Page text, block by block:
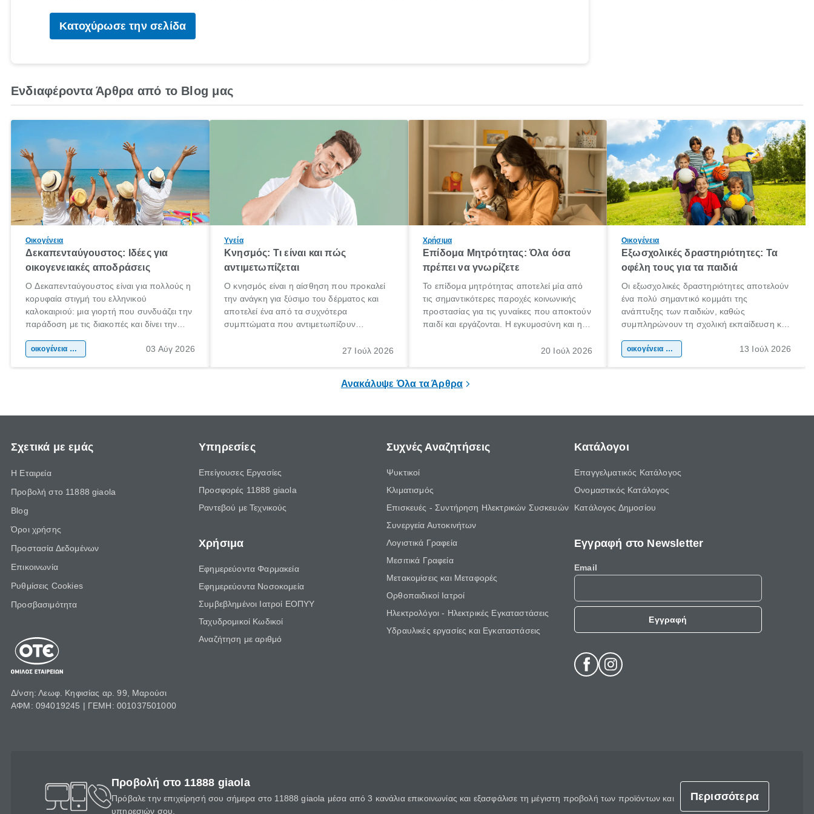
Κατοχύρωσε την σελίδα
Ενδιαφέροντα Άρθρα από το Blog μας
Οικογένεια
Δεκαπενταύγουστος: Ιδέες για
οικογενειακές αποδράσεις
Ο Δεκαπενταύγουστος είναι για πολλούς η
κορυφαία στιγμή του ελληνικού
καλοκαιριού: μια γιορτή που συνδυάζει την
παράδοση με τις διακοπές και δίνει την
χώρας. Είτε πρόκειται για λίγες μέρες
οικογένεια & παιδί 03 Αύγ 2026
Υγεία
Κνησμός: Τι είναι και πώς
αντιμετωπίζεται
Ο κνησμός είναι η αίσθηση που προκαλεί
την ανάγκη για ξύσιμο του δέρματος και
αποτελεί ένα από τα συχνότερα
συμπτώματα που αντιμετωπίζουν
πληροφορίες για το «κνησμός τι είναι»,
27 Ιούλ 2026
Χρήσιμα
Επίδομα Μητρότητας: Όλα όσα
πρέπει να γνωρίζετε
Το επίδομα μητρότητας αποτελεί μία από
τις σημαντικότερες παροχές κοινωνικής
προστασίας για τις γυναίκες που αποκτούν
παιδί και εργάζονται. Η εγκυμοσύνη και η
σημαντική περίοδος στη ζωή κάθε20 Ιούλ 2026
Οικογένεια
Εξωσχολικές δραστηριότητες: Τα
οφέλη τους για τα παιδιά
Οι εξωσχολικές δραστηριότητες αποτελούν
ένα πολύ σημαντικό κομμάτι της
ανάπτυξης των παιδιών, καθώς
συμπληρώνουν τη σχολική εκπαίδευση και
της προσωπικότητας, της κοινωνικότητας
οικογένεια & παιδί 13 Ιούλ 2026
Ανακάλυψε Όλα τα Άρθρα
Σχετικά με εμάς
Η Εταιρεία
Προβολή στο 11888 giaola
Blog
Όροι χρήσης
Προστασία Δεδομένων
Επικοινωνία
Ρυθμίσεις Cookies
Προσβασιμότητα
Δ/νση: Λεωφ. Κηφισίας αρ. 99, Μαρούσι
ΑΦΜ: 094019245 | ΓΕΜΗ: 001037501000
Υπηρεσίες
Επείγουσες Εργασίες
Προσφορές 11888 giaola
Ραντεβού με Τεχνικούς
Χρήσιμα
Εφημερεύοντα Φαρμακεία
Εφημερεύοντα Νοσοκομεία
Συμβεβλημένοι Ιατροί ΕΟΠΥΥ
Ταχυδρομικοί Κωδικοί
Αναζήτηση με αριθμό
Συχνές Αναζητήσεις
Ψυκτικοί
Κλιματισμός
Επισκευές - Συντήρηση Ηλεκτρικών Συσκευών
Συνεργεία Αυτοκινήτων
Λογιστικά Γραφεία
Μεσιτικά Γραφεία
Μετακομίσεις και Μεταφορές
Ορθοπαιδικοί Ιατροί
Ηλεκτρολόγοι - Ηλεκτρικές Εγκαταστάσεις
Υδραυλικές εργασίες και Εγκαταστάσεις
Κατάλογοι
Επαγγελματικός Κατάλογος
Ονομαστικός Κατάλογος
Κατάλογος Δημοσίου
Εγγραφή στο Newsletter
Email
Εγγραφή
Προβολή στο 11888 giaola
Πρόβαλε την επιχείρησή σου σήμερα στο 11888 giaola μέσα από 3 κανάλια επικοινωνίας και εξασφάλισε τη μέγιστη προβολή των προϊόντων και
υπηρεσιών σου.
Περισσότερα